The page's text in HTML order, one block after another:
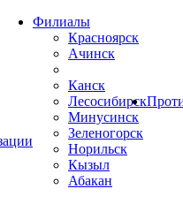
Филиалы
Красноярск
Ачинск
Канск
Лесосибирск
Минусинск
Зеленогорск
Норильск
Кызыл
Абакан